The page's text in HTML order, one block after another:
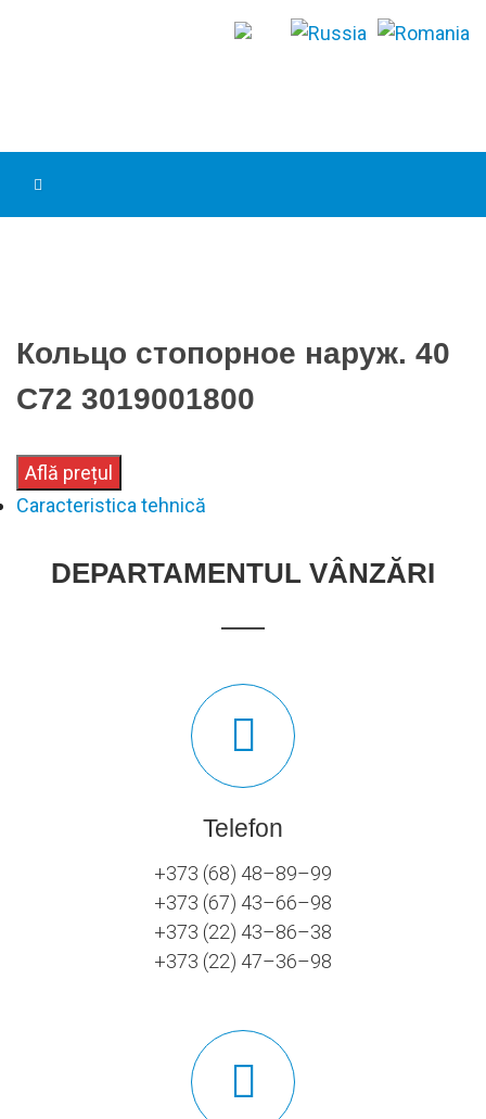
Кольцо стопорное наруж. 40
С72 3019001800
Află prețul
Caracteristica tehnică
DEPARTAMENTUL VÂNZĂRI
Telefon
+373 (68) 48–89–99
+373 (67) 43–66–98
+373 (22) 43–86–38
+373 (22) 47–36–98